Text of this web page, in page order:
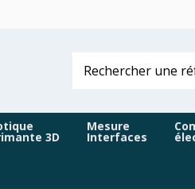
3D
Mesure
Interfaces